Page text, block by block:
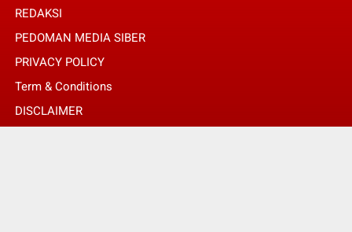
REDAKSI
PEDOMAN MEDIA SIBER
PRIVACY POLICY
Term & Conditions
DISCLAIMER